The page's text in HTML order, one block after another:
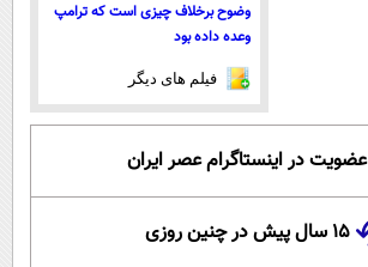
وضوح برخلاف چیزی است که ترامپ
وعده داده بود
فیلم های دیگر
عضویت در اینستاگرام عصر ایران
۱۵ سال پیش در چنین روزی